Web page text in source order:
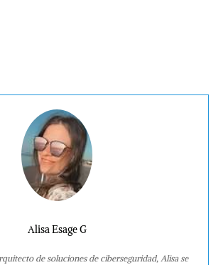
Alisa Esage G
de soluciones de ciberseguridad, Alisa se